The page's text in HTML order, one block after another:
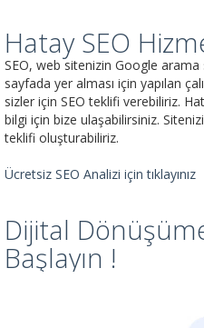
Hatay SEO
SEO, web sitenizin Google arama
sayfada yer alması için yapılan
sizler için SEO teklifi verebiliriz.
bilgi için bize ulaşabilirsiniz.
teklifi oluşturabiliriz.
Ücretsiz SEO Analizi için tıklayınız
Dijital
Başlayın !